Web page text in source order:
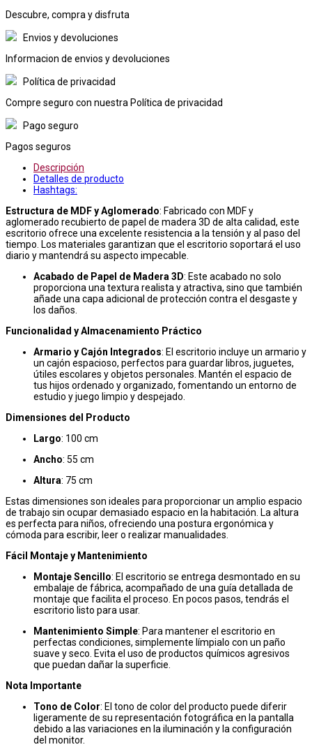
Descubre, compra y disfruta
Envios y devoluciones
Informacion de envios y devoluciones
Política de privacidad
Compre seguro con nuestra Política de privacidad
Pago seguro
Pagos seguros
Descripción
Detalles de producto
Hashtags:
Estructura de MDF y Aglomerado: Fabricado con MDF y
aglomerado recubierto de papel de madera 3D de alta calidad, este
escritorio ofrece una excelente resistencia a la tensión y al paso del
tiempo. Los materiales garantizan que el escritorio soportará el uso
diario y mantendrá su aspecto impecable.
Acabado de Papel de Madera 3D: Este acabado no solo
proporciona una textura realista y atractiva, sino que también
añade una capa adicional de protección contra el desgaste y
los daños.
Funcionalidad y Almacenamiento Práctico
Armario y Cajón Integrados: El escritorio incluye un armario y
un cajón espacioso, perfectos para guardar libros, juguetes,
útiles escolares y objetos personales. Mantén el espacio de
tus hijos ordenado y organizado, fomentando un entorno de
estudio y juego limpio y despejado.
Dimensiones del Producto
Largo: 100 cm
Ancho: 55 cm
Altura: 75 cm
Estas dimensiones son ideales para proporcionar un amplio espacio
de trabajo sin ocupar demasiado espacio en la habitación. La altura
es perfecta para niños, ofreciendo una postura ergonómica y
cómoda para escribir, leer o realizar manualidades.
Fácil Montaje y Mantenimiento
Montaje Sencillo: El escritorio se entrega desmontado en su
embalaje de fábrica, acompañado de una guía detallada de
montaje que facilita el proceso. En pocos pasos, tendrás el
escritorio listo para usar.
Mantenimiento Simple: Para mantener el escritorio en
perfectas condiciones, simplemente límpialo con un paño
suave y seco. Evita el uso de productos químicos agresivos
que puedan dañar la superficie.
Nota Importante
Tono de Color: El tono de color del producto puede diferir
ligeramente de su representación fotográfica en la pantalla
debido a las variaciones en la iluminación y la configuración
del monitor.